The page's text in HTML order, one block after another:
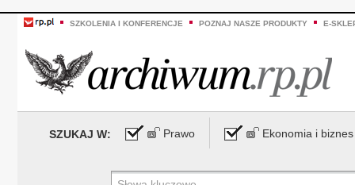
SZKOLENIA I KONFERENCJE POZNAJ NASZE PRODUKTY E-
SZUKAJ W: Prawo Ekonomia i biznes